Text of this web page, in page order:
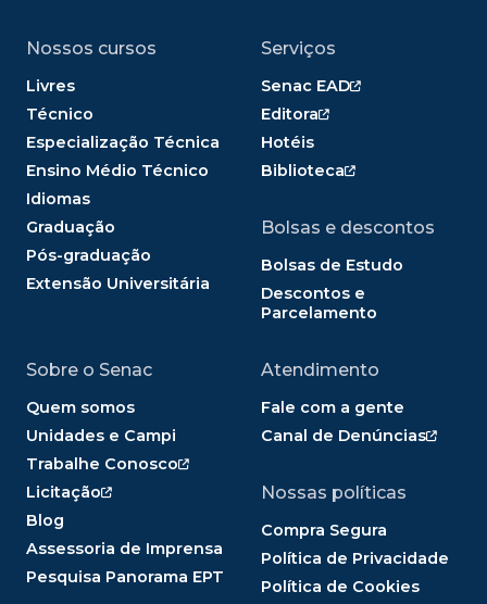
Nossos cursos
Livres
Técnico
Especialização Técnica
Ensino Médio Técnico
Idiomas
Graduação
Pós-graduação
Extensão Universitária
Serviços
Senac EAD
Editora
Hotéis
Biblioteca
Bolsas e descontos
Bolsas de Estudo
Descontos e
Parcelamento
Sobre o Senac
Quem somos
Unidades e Campi
Trabalhe Conosco
Licitação
Blog
Assessoria de Imprensa
Pesquisa Panorama EPT
Atendimento
Fale com a gente
Canal de Denúncias
Nossas políticas
Compra Segura
Política de Privacidade
Política de Cookies